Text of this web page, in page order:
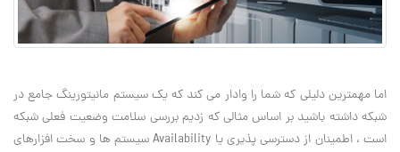
اما مهمترین دلیلی که شما را وادار می کند که یک سیستم مانیتورینگ جامع در
شبکه داشته باشید بر اساس مثالی که زدیم بررسی سلامت وضعیت فعلی شبکه
است ، اطمینان از دسترسی پذیری یا Availability سیستم ها و سخت افزارهای